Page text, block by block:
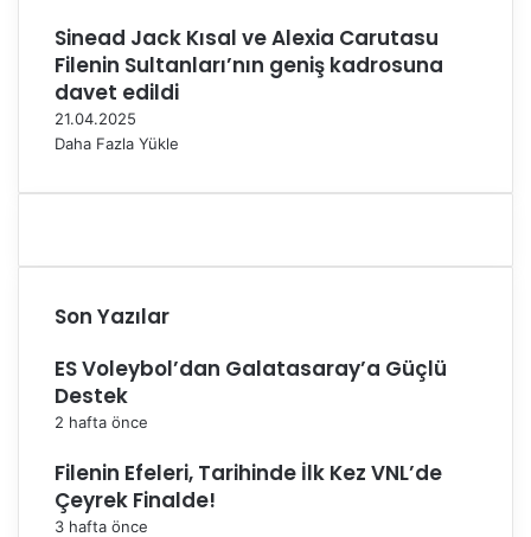
Sinead Jack Kısal ve Alexia Carutasu
Filenin Sultanları’nın geniş kadrosuna
davet edildi
21.04.2025
Daha Fazla Yükle
Son Yazılar
ES Voleybol’dan Galatasaray’a Güçlü
Destek
2 hafta önce
Filenin Efeleri, Tarihinde İlk Kez VNL’de
Çeyrek Finalde!
3 hafta önce